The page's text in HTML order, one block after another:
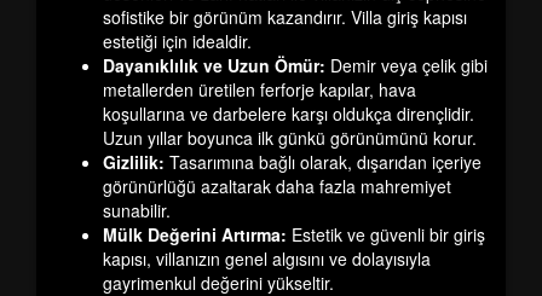
sofistike bir görünüm kazandırır. Villa giriş kapısı
estetiği için idealdir.
Dayanıklılık ve Uzun Ömür: Demir veya çelik gibi
metallerden üretilen ferforje kapılar, hava
koşullarına ve darbelere karşı oldukça dirençlidir.
Uzun yıllar boyunca ilk günkü görünümünü korur.
Gizlilik: Tasarımına bağlı olarak, dışarıdan içeriye
görünürlüğü azaltarak daha fazla mahremiyet
sunabilir.
Mülk Değerini Artırma: Estetik ve güvenli bir giriş
kapısı, villanızın genel algısını ve dolayısıyla
gayrimenkul değerini yükseltir.